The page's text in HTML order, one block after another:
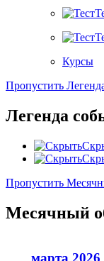
Курсы
Пропустить
Легенда
Пропустить
Месячный
марта 2026